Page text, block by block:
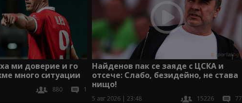
ми доверие и го
много ситуации
880 1
Найденов пак се заяде с ЦСКА и
отсече: Слабо, безидейно, не става
нищо!
5 авг 2026 | 23:48 15226
77